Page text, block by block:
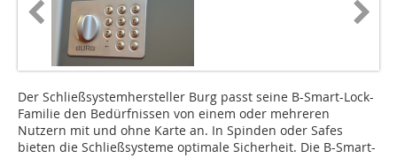
Der Schließsystemhersteller Burg passt seine B-Smart-Lock-
Familie den Bedürfnissen von einem oder mehreren
Nutzern mit und ohne Karte an. In Spinden oder Safes
bieten die Schließsysteme optimale Sicherheit. Die B-Smart-